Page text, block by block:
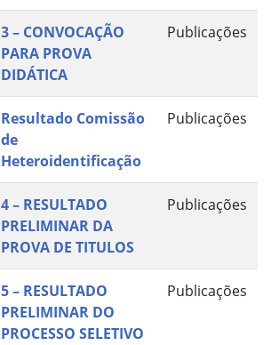
3 – CONVOCAÇÃO
PARA PROVA
DIDÁTICA
Publicações
Resultado Comissão
de
Heteroidentificação
Publicações
4 – RESULTADO
PRELIMINAR DA
PROVA DE TITULOS
Publicações
5 – RESULTADO
PRELIMINAR DO
PROCESSO SELETIVO
Publicações